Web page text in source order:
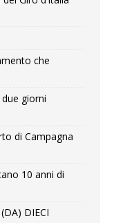
che
giorni
di Campagna
10 anni di
DIECI